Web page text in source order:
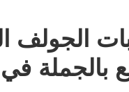
الجولف
بالجملة